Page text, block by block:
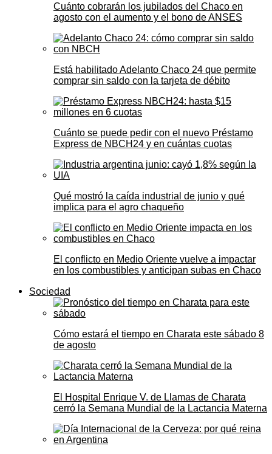
Cuánto cobrarán los jubilados del Chaco en
agosto con el aumento y el bono de ANSES
Está habilitado Adelanto Chaco 24 que permite
comprar sin saldo con la tarjeta de débito
Cuánto se puede pedir con el nuevo Préstamo
Express de NBCH24 y en cuántas cuotas
Qué mostró la caída industrial de junio y qué
implica para el agro chaqueño
El conflicto en Medio Oriente vuelve a impactar
en los combustibles y anticipan subas en Chaco
Sociedad
Cómo estará el tiempo en Charata este sábado 8
de agosto
El Hospital Enrique V. de Llamas de Charata
cerró la Semana Mundial de la Lactancia Materna